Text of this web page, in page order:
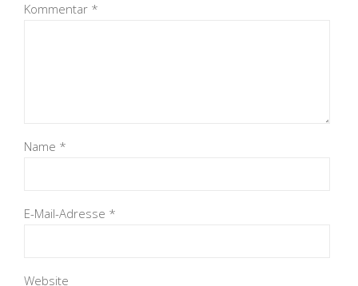
Kommentar *
Name *
E-Mail-Adresse *
Website